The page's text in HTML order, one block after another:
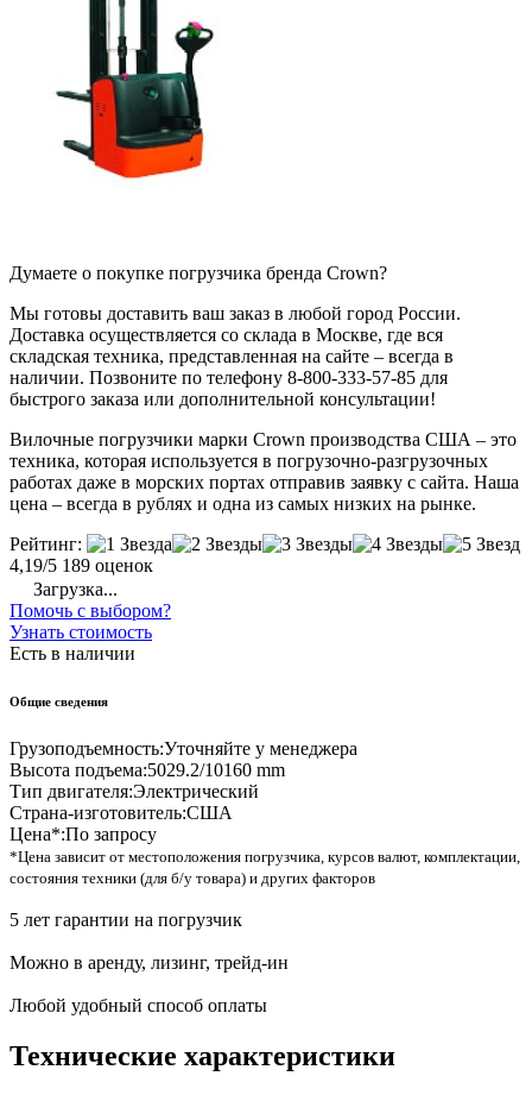
Думаете о покупке погрузчика бренда Crown?
Мы готовы доставить ваш заказ в любой город России.
Доставка осуществляется со склада в Москве, где вся
складская техника, представленная на сайте – всегда в
наличии. Позвоните по телефону 8-800-333-57-85 для
быстрого заказа или дополнительной консультации!
Вилочные погрузчики марки Crown производства США – это
техника, которая используется в погрузочно-разгрузочных
работах даже в морских портах отправив заявку с сайта. Наша
цена – всегда в рублях и одна из самых низких на рынке.
Рейтинг:
4,19/5 189 оценок
Загрузка...
Помочь с выбором?
Узнать стоимость
Есть в наличии
Общие сведения
Грузоподъемность:Уточняйте у менеджера
Высота подъема:5029.2/10160 mm
Тип двигателя:Электрический
Страна-изготовитель:США
Цена*:По запросу
*Цена зависит от местоположения погрузчика, курсов валют, комплектации,
состояния техники (для б/у товара) и других факторов
5 лет гарантии на погрузчик
Можно в аренду, лизинг, трейд-ин
Любой удобный способ оплаты
Технические характеристики